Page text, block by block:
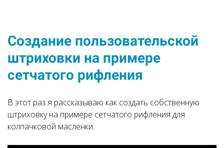
Создание пользовательской
штриховки на примере
сетчатого рифления
В этот раз я рассказываю как создать собственную
штриховку на примере сетчатого рифления для
колпачковой масленки.